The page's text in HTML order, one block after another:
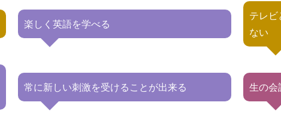
楽しく英語を学べる
テレ
ない
常に新しい刺激を受けることが出来る 生の会